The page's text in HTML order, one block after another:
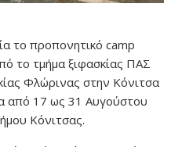
το προπονητικό camp
το τμήμα ξιφασκίας ΠΑΣ
Φλώρινας στην Κόνιτσα
από 17 ως 31 Αυγούστου
Κόνιτσας.